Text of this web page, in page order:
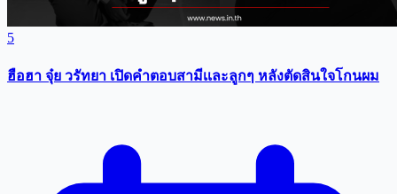
5
ฮือฮา จุ๋ย วรัทยา เปิดคำตอบสามีเเละลูกๆ หลังตัดสินใจโกนผม